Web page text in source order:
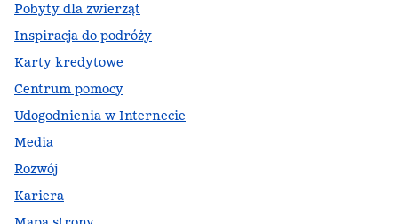
Pobyty dla zwierząt
Inspiracja do podróży
Karty kredytowe
Centrum pomocy
Udogodnienia w Internecie
Media
Rozwój
Kariera